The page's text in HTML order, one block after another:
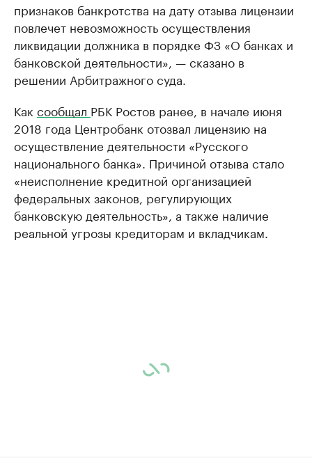
признаков банкротства на дату отзыва лицензии
повлечет невозможность осуществления
ликвидации должника в порядке ФЗ «О банках и
банковской деятельности», — сказано в
решении Арбитражного суда.
Как сообщал РБК Ростов ранее, в начале июня
2018 года Центробанк отозвал лицензию на
осуществление деятельности «Русского
национального банка». Причиной отзыва стало
«неисполнение кредитной организацией
федеральных законов, регулирующих
банковскую деятельность», а также наличие
реальной угрозы кредиторам и вкладчикам.